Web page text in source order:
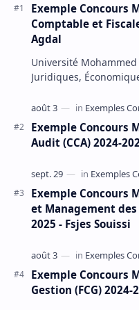
Exemple Concours
Comptable et
Agdal
Université Mohammed
Juridiques,
Exemple Concours
Audit (CCA) 2024-
Exemple Concours
et Management des
2025 - Fsjes Souissi
Exemple Concours
Gestion (FCG)